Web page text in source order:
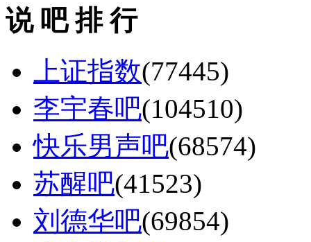
说 吧 排 行
上证指数(77445)
李宇春吧(104510)
快乐男声吧(68574)
苏醒吧(41523)
刘德华吧(69854)